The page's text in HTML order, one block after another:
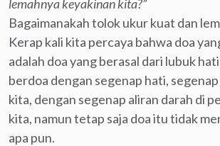
lemahnya keyakinan kita?”
Bagaimanakah tolok ukur kuat dan
Kerap kali kita percaya bahwa doa
adalah doa yang berasal dari lubuk
berdoa dengan segenap hati,
kita, dengan segenap aliran darah di
kita, namun tetap saja doa itu tidak
apa pun.